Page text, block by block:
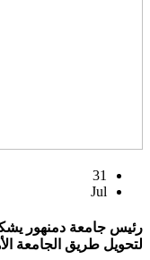
31
Jul
رئيس جامعة دمنهور
لتحويل طريق الجامعة